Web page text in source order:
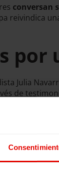
conversan
reivindica
Julia
de